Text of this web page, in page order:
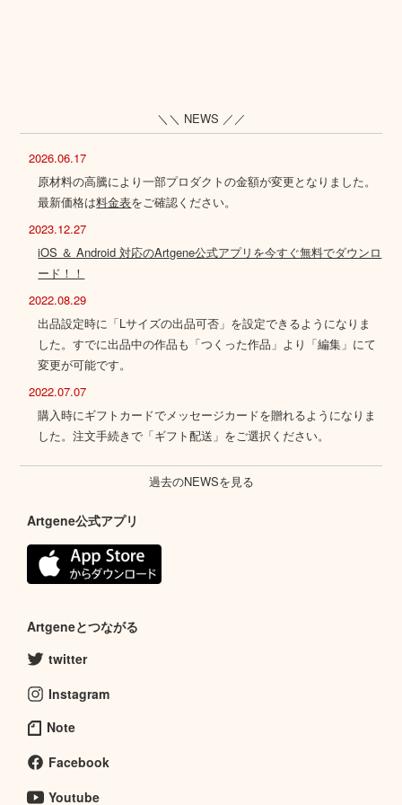
＼＼ NEWS ／／
2026.06.17
原材料の高騰により一部プロダクトの金額が変更となりました。
最新価格は料金表をご確認ください。
2023.12.27
iOS ＆ Android 対応のArtgene公式アプリを今すぐ無料でダウンロ
ード！！
2022.08.29
出品設定時に「Lサイズの出品可否」を設定できるようになりま
した。すでに出品中の作品も「つくった作品」より「編集」にて
変更が可能です。
2022.07.07
購入時にギフトカードでメッセージカードを贈れるようになりま
した。注文手続きで「ギフト配送」をご選択ください。
過去のNEWSを見る
Artgene公式アプリ
Artgeneとつながる
twitter
Instagram
Note
Facebook
Youtube